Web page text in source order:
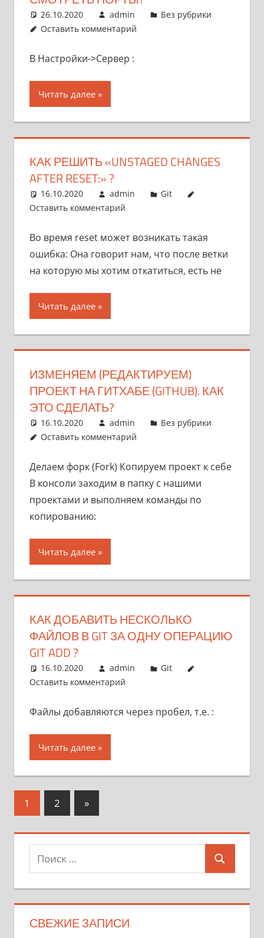
26.10.2020 admin
Без рубрики
Оставить комментарий
В Настройки->Сервер :
Читать далее
КАК РЕШИТЬ «UNSTAGED CHANGES
AFTER RESET:» ?
16.10.2020 admin
Git
Оставить комментарий
Во время reset может возникать такая
ошибка: Она говорит нам, что после ветки
на которую мы хотим откатиться, есть не
Читать далее
ИЗМЕНЯЕМ (РЕДАКТИРУЕМ)
ПРОЕКТ НА ГИТХАБЕ (GITHUB). КАК
ЭТО СДЕЛАТЬ?
16.10.2020 admin
Без рубрики
Оставить комментарий
Делаем форк (Fork) Копируем проект к себе
В консоли заходим в папку с нашими
проектами и выполняем команды по
копированию:
Читать далее
КАК ДОБАВИТЬ НЕСКОЛЬКО
ФАЙЛОВ В GIT ЗА ОДНУ ОПЕРАЦИЮ
GIT ADD ?
16.10.2020 admin
Git
Оставить комментарий
Файлы добавляются через пробел, т.е. :
Читать далее
Пагинация
1 2
Следующие
записи
»
Поиск
для:
Поиск
СВЕЖИЕ ЗАПИСИ